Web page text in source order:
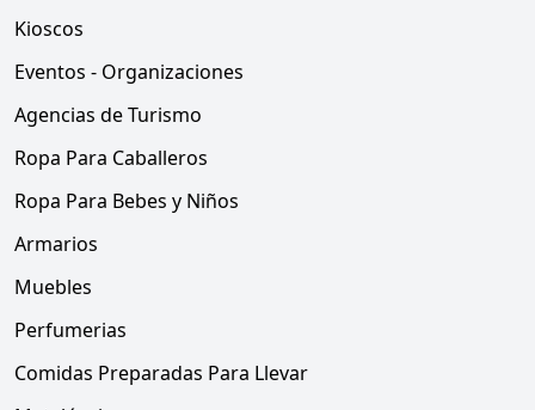
Kioscos
Eventos - Organizaciones
Agencias de Turismo
Ropa Para Caballeros
Ropa Para Bebes y Niños
Armarios
Muebles
Perfumerias
Comidas Preparadas Para Llevar